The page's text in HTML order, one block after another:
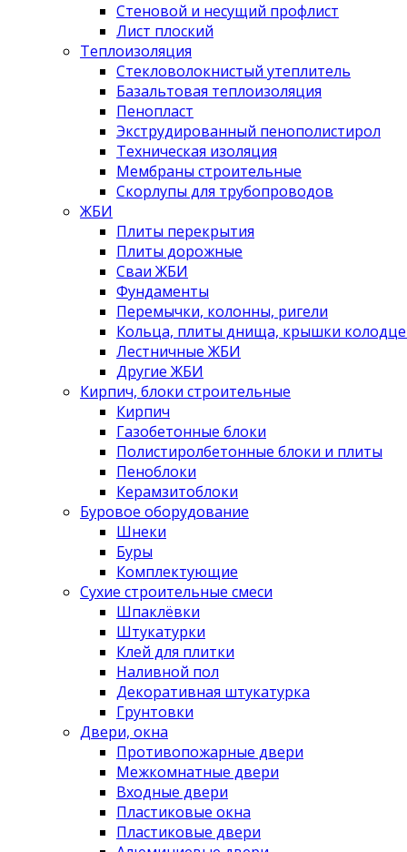
Стеновой и несущий профлист
Лист плоский
Теплоизоляция
Стекловолокнистый утеплитель
Базальтовая теплоизоляция
Пенопласт
Экструдированный пенополистирол
Техническая изоляция
Мембраны строительные
Скорлупы для трубопроводов
ЖБИ
Плиты перекрытия
Плиты дорожные
Сваи ЖБИ
Фундаменты
Перемычки, колонны, ригели
Кольца, плиты днища, крышки
Лестничные ЖБИ
Другие ЖБИ
Кирпич, блоки строительные
Кирпич
Газобетонные блоки
Полистиролбетонные блоки и плиты
Пеноблоки
Керамзитоблоки
Буровое оборудование
Шнеки
Буры
Комплектующие
Сухие строительные смеси
Шпаклёвки
Штукатурки
Клей для плитки
Наливной пол
Декоративная штукатурка
Грунтовки
Двери, окна
Противопожарные двери
Межкомнатные двери
Входные двери
Пластиковые окна
Пластиковые двери